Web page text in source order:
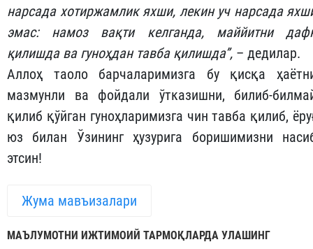
нарсада хотиржамлик яхши, лекин уч нарсада
эмас: намоз вақти келганда, маййитни
қилишда ва гуноҳдан тавба қилишда”, – дедилар.
Аллоҳ таоло барчаларимизга бу қисқа
мазмунли ва фойдали ўтказишни, билиб-
қилиб қўйган гуноҳларимизга чин тавба қилиб,
юз билан Ўзининг ҳузурига боришимизни
этсин!
Жума мавъизалари
МАЪЛУМОТНИ ИЖТИМОИЙ ТАРМОҚЛАРДА УЛАШИНГ